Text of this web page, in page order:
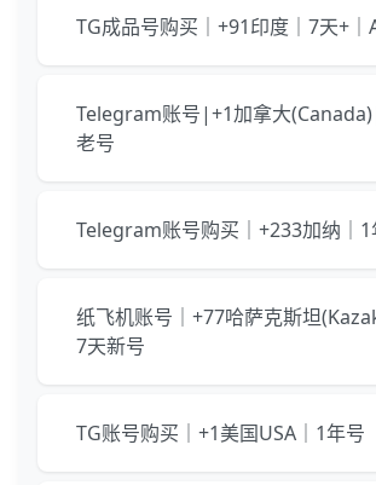
TG成品号购买｜+91印度｜7天+｜
Telegram账号|+1加拿大
老号
Telegram账号购买｜+233加纳｜1
纸飞机账号｜+77哈萨克斯坦
7天新号
TG账号购买｜+1美国USA｜1年号